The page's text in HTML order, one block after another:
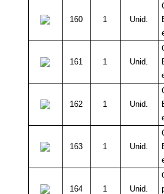
160 1 Unid.
161 1 Unid.
162 1 Unid.
163 1 Unid.
164 1 Unid.